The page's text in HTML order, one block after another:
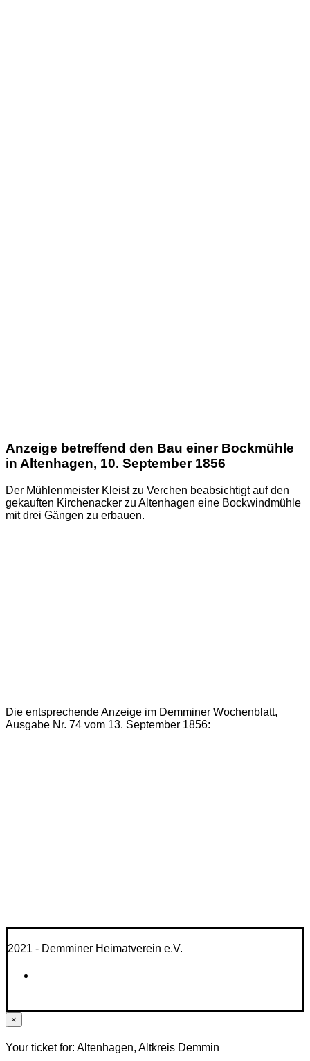
Anzeige betreffend den Bau einer Bockmühle
in Altenhagen, 10. September 1856
Der Mühlenmeister Kleist zu Verchen beabsichtigt auf den
gekauften Kirchenacker zu Altenhagen eine Bockwindmühle
mit drei Gängen zu erbauen.
Die entsprechende Anzeige im Demminer Wochenblatt,
Ausgabe Nr. 74 vom 13. September 1856:
2021 - Demminer Heimatverein e.V.
×
Your ticket for: Altenhagen, Altkreis Demmin